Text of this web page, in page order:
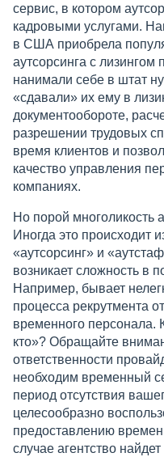
сервис, в котором
кадровыми услугами.
в США приобрела
аутсорсинга с
нанимали себе в штат
«сдавали» их ему в
документообороте,
разрешении трудовых
время клиентов и
качество управления
компаниях.
Но порой многоликость
Иногда это происходит
«аутсорсинг» и
возникает сложность в
Например, бывает
процесса рекрутмента
временного персонала.
кто»? Обращайте
ответственности
необходим временный
период отсутствия
целесообразно
предоставлению
случае агентство